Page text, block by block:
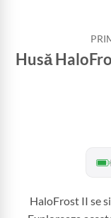
Husă
HaloFrost II se